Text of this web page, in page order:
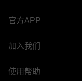
官方APP
加入我们
使用帮助